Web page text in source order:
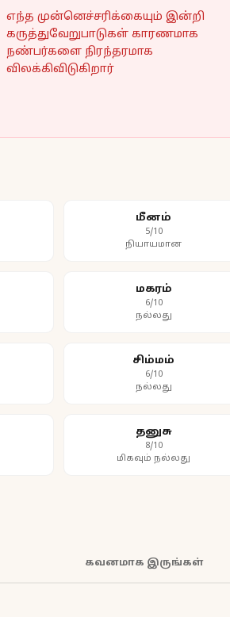
எந்த முன்னெச்சரிக்கையும் இன்றி
கருத்துவேறுபாடுகள் காரணமாக
நண்பர்களை நிரந்தரமாக
விலக்கிவிடுகிறார்
மீனம்
5/10
நியாயமான
மகரம்
6/10
நல்லது
சிம்மம்
6/10
நல்லது
தனுசு
8/10
மிகவும் நல்லது
கவனமாக இருங்கள்